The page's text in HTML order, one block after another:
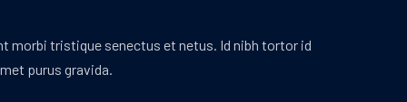
morbi tristique senectus et netus. Id nibh tortor id
purus gravida.